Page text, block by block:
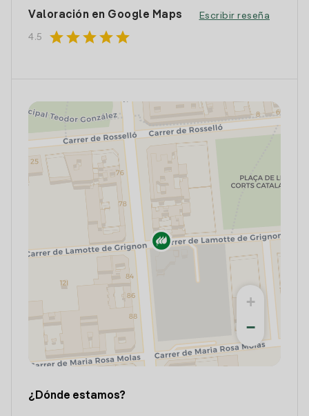
Valoración en Google Maps
4.5 starstarstarstarstar
Escribir reseña
+
−
¿Dónde estamos?